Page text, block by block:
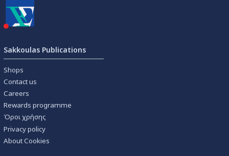
Sakkoulas Publications
Shops
Contact us
Careers
Rewards programme
Όροι χρήσης
Privacy policy
About Cookies